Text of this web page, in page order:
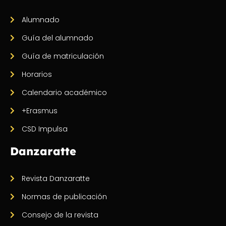
Alumnado
Guía del alumnado
Guía de matriculación
Horarios
Calendario académico
+Erasmus
CSD Impulsa
Danzaratte
Revista Danzaratte
Normas de publicación
Consejo de la revista